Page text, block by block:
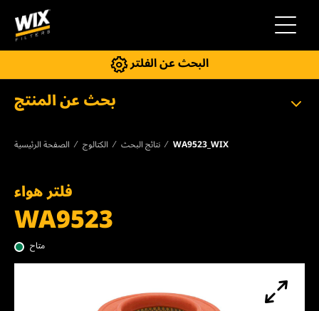
التنقل
البحث عن الفلتر
بحث عن المنتج
الصفحة الرئيسية الكتالوج نتائج البحث WA9523_WIX
فلتر هواء
WA9523
متاح